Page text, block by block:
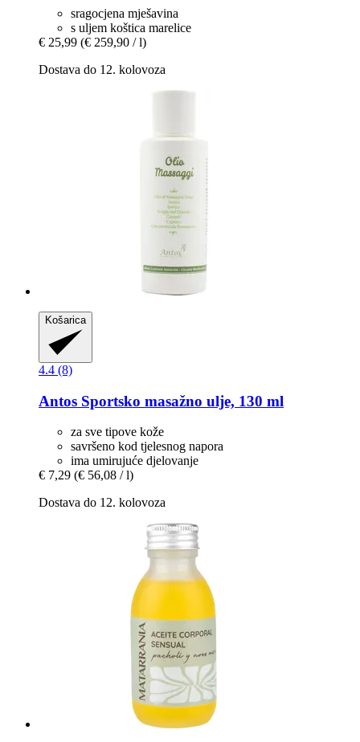
sragocjena mješavina
s uljem koštica marelice
€ 25,99 (€ 259,90 / l)
Dostava do 12. kolovoza
Košarica
4.4 (8)
Antos Sportsko masažno ulje, 130 ml
za sve tipove kože
savršeno kod tjelesnog napora
ima umirujuće djelovanje
€ 7,29 (€ 56,08 / l)
Dostava do 12. kolovoza